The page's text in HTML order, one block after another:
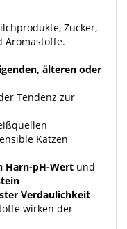
Zucker,
Aromastoffe.
älteren oder
Tendenz zur
Katzen
Harn-pH-Wert und
Verdaulichkeit
wirken der